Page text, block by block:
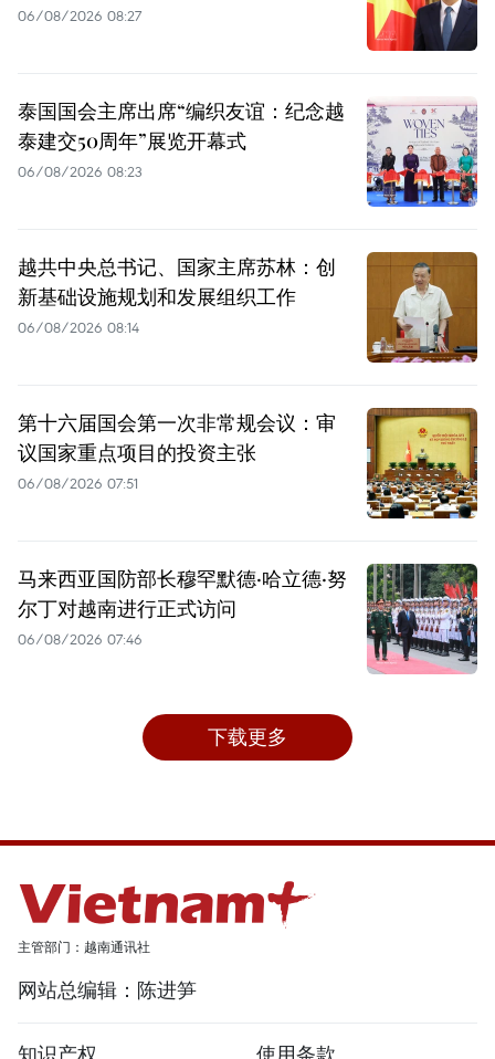
06/08/2026 08:27
泰国国会主席出席“编织友谊：纪念越
泰建交50周年”展览开幕式
06/08/2026 08:23
越共中央总书记、国家主席苏林：创
新基础设施规划和发展组织工作
06/08/2026 08:14
第十六届国会第一次非常规会议：审
议国家重点项目的投资主张
06/08/2026 07:51
马来西亚国防部长穆罕默德·哈立德·努
尔丁对越南进行正式访问
06/08/2026 07:46
下载更多
主管部门：越南通讯社
网站总编辑：陈进笋